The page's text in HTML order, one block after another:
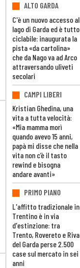
ALTO GARDA
C'è un nuovo accesso al
lago di Garda ed è tutto
ciclabile: inaugurata la
pista «da cartolina»
che da Nago va ad Arco
attraversando uliveti
secolari
CAMPI LIBERI
Kristian Ghedina, una
vita a tutta velocità:
«Mia mamma morì
quando avevo 15 anni,
papà mi disse che nella
vita non c’è il tasto
rewind e bisogna
andare avanti»
PRIMO PIANO
L'affitto tradizionale in
Trentino è in via
d'estinzione: tra
Trento, Rovereto e Riva
del Garda perse 2.500
case sul mercato in sei
anni